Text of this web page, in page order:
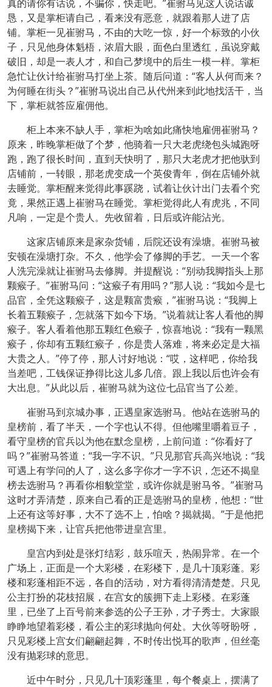
真的请你有话说，不骗你，快走吧。”崔驸马见这人说话诚
恳，又是掌柜请自己，看来没有恶意，就跟着那人进了店
铺。掌柜一见崔驸马，不由的大吃一惊，好一个标致的小伙
子，只见他身体魁梧，浓眉大眼，面色白里透红，虽说穿戴
破旧，却是一表人才，和自己梦境中的后生一模一样。掌柜
急忙让伙计给崔驸马打坐上茶。随后问道：“客人从何而来？
为何睡在街头？”崔驸马说出自己从代州来到此地找活干，当
下，掌柜就答应雇佣他。
柜上本来不缺人手，掌柜为啥如此痛快地雇佣崔驸马？
原来，昨晚掌柜做了个梦，他骑着一只大老虎绕包头城跑呀
跑，跑了很长时间，直到天快明了，那只大老虎才把他驮到
店铺前，一转眼，那老虎变成一个英俊青年，倒在店铺外就
去睡觉。掌柜醒来觉得此事蹊跷，试着让伙计出门去看个究
竟，果然正遇上崔驸马在睡觉。掌柜觉得此人有虎兆，不同
凡响，一定是个贵人。先收留着，日后或许能沾光。
这家店铺原来是家杂货铺，后院还设有澡塘。崔驸马被
安顿在澡塘打杂。不久，他学会了修脚的手艺。一天一个客
人洗完澡就让崔驸马去修脚。并提醒说：“别动我脚指头上那
颗瘊子。”崔驸马问：“这瘊子有用吗？”那人说：“我如今是七
品官，全凭这颗瘊子，这是颗富贵瘊，”崔驸马说：“我脚上
长着五颗瘊子，怎就落下如今下场。”说着就让客人看他的脚
瘊子。客人看着他那五颗红色瘊子，惊喜地说：“我有一颗黑
瘊子，你却有五颗红瘊子，你是贵人落难，将来必定是大福
大贵之人。”停了停，那人讨好地说：“哎，这样吧，你给我
当差吧，工钱保证挣得比这儿多几倍。跟上我以后也许会有
大出息。”从此以后，崔驸马就为这位七品官当了公差。
崔驸马到京城办事，正遇皇家选驸马。他站在选驸马的
皇榜前，看了半天，一个字也认不得。但他嘴里嚼着豆子，
看守皇榜的官兵以为他在默念皇榜，上前问道：“你看好了
吗？”崔驸马答道：“我一字不识。”只见那官兵高兴地说：“我
可遇上有学问的人了，这么多字你才一字不识，怎还不揭皇
榜去选驸马？再看你相貌堂堂，或许你就是驸马爷。”崔驸马
这时才弄清楚，原来自己看的正是选驸马的皇榜，他想：“世
上还有这等好事，大不了选不上，怕啥？揭就揭。”于是他把
皇榜揭下来，让官兵把他带进皇宫里。
皇宫内到处是张灯结彩，鼓乐喧天，热闹异常。在一个
广场上，正面是一个大彩楼，在彩楼下，是几十顶彩蓬。彩
楼和彩蓬相距不远，各自的活动，对方看得清清楚楚。只见
公主打扮的花枝招展，在宫女的簇拥下走上彩楼。在彩蓬
里，已坐了上百号前来参选的公子王孙，才子秀士。大家眼
睁睁地望着彩楼，看公主的彩球抛向何处。大伙等呀盼呀，
只见彩楼上宫女们翩翩起舞，不时传出悦耳的歌声，但丝毫
没有抛彩球的意思。
近中午时分，只见几十顶彩蓬里，每个餐桌上，摆满了